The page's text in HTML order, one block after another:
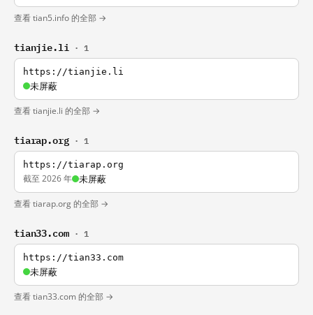
查看 tian5.info 的全部 →
tianjie.li · 1
https://tianjie.li
未屏蔽
查看 tianjie.li 的全部 →
tiarap.org · 1
https://tiarap.org
截至 2026 年 未屏蔽
查看 tiarap.org 的全部 →
tian33.com · 1
https://tian33.com
未屏蔽
查看 tian33.com 的全部 →